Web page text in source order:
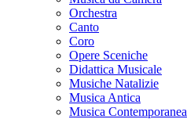
Orchestra
Canto
Coro
Opere Sceniche
Didattica Musicale
Musiche Natalizie
Musica Antica
Musica Contemporanea